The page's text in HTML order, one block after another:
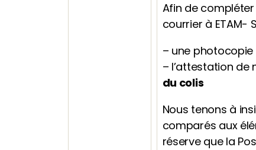
Afin de
courrier à ETAM-
– une
– l’attestation
du colis
Nous tenons à
comparés aux
réserve que la